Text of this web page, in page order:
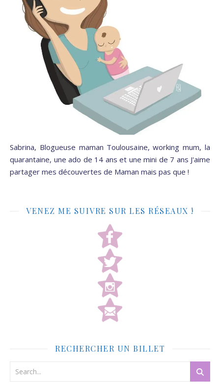
Sabrina, Blogueuse maman Toulousaine, working mum, la
quarantaine, une ado de 14 ans et une mini de 7 ans J'aime
partager mes découvertes de Maman mais pas que !
VENEZ ME SUIVRE SUR LES RÉSEAUX !
RECHERCHER UN BILLET